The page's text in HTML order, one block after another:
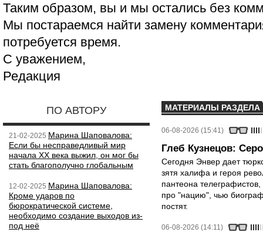
Таким образом, вы и мы остались без
Мы постараемся найти замену
потребуется время.
С уважением,
Редакция
ПО АВТОРУ
21-02-2025 Марина Шаповалова:
Если бы несправедливый мир
начала ХХ века выжил, он мог бы
стать благополучно глобальным
12-02-2025 Марина Шаповалова:
Кроме ударов по
бюрократической системе,
необходимо создание выходов из-
под неё
МАТЕРИАЛЫ РАЗДЕЛА
06-08-2026 (15:41)
Глеб Кузнецов:
Сегодня Энвер дает
зятя халифа и героя
пантеона
про "нацию", чью
постят.
06-08-2026 (14:11)